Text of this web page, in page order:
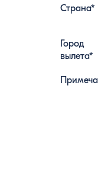
Страна*
Город
вылета*